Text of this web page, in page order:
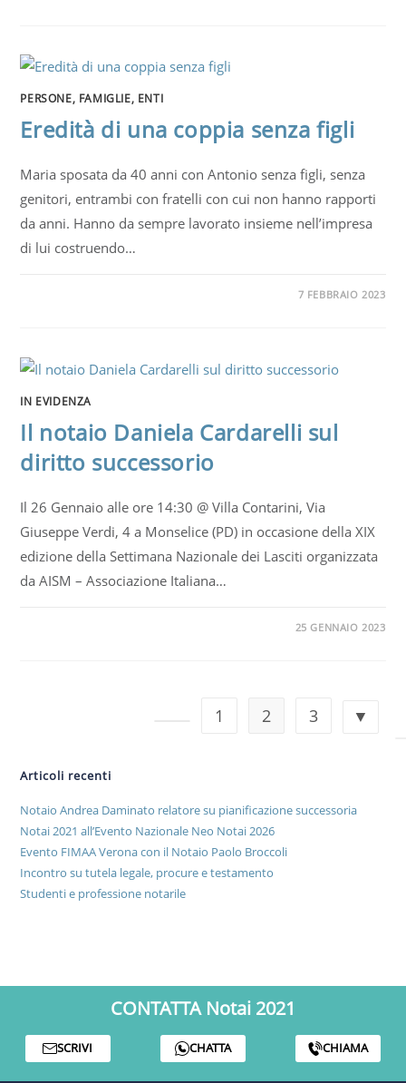
PERSONE, FAMIGLIE, ENTI
Eredità di una coppia senza figli
Maria sposata da 40 anni con Antonio senza figli, senza
genitori, entrambi con fratelli con cui non hanno rapporti
da anni. Hanno da sempre lavorato insieme nell’impresa
di lui costruendo…
7 FEBBRAIO 2023
IN EVIDENZA
Il notaio Daniela Cardarelli sul
diritto successorio
Il 26 Gennaio alle ore 14:30 @ Villa Contarini, Via
Giuseppe Verdi, 4 a Monselice (PD) in occasione della XIX
edizione della Settimana Nazionale dei Lasciti organizzata
da AISM – Associazione Italiana…
25 GENNAIO 2023
1 2 3
Articoli recenti
Notaio Andrea Daminato relatore su pianificazione successoria
Notai 2021 all’Evento Nazionale Neo Notai 2026
Evento FIMAA Verona con il Notaio Paolo Broccoli
Incontro su tutela legale, procure e testamento
Studenti e professione notarile
CONTATTA Notai 2021
SCRIVI CHATTA CHIAMA